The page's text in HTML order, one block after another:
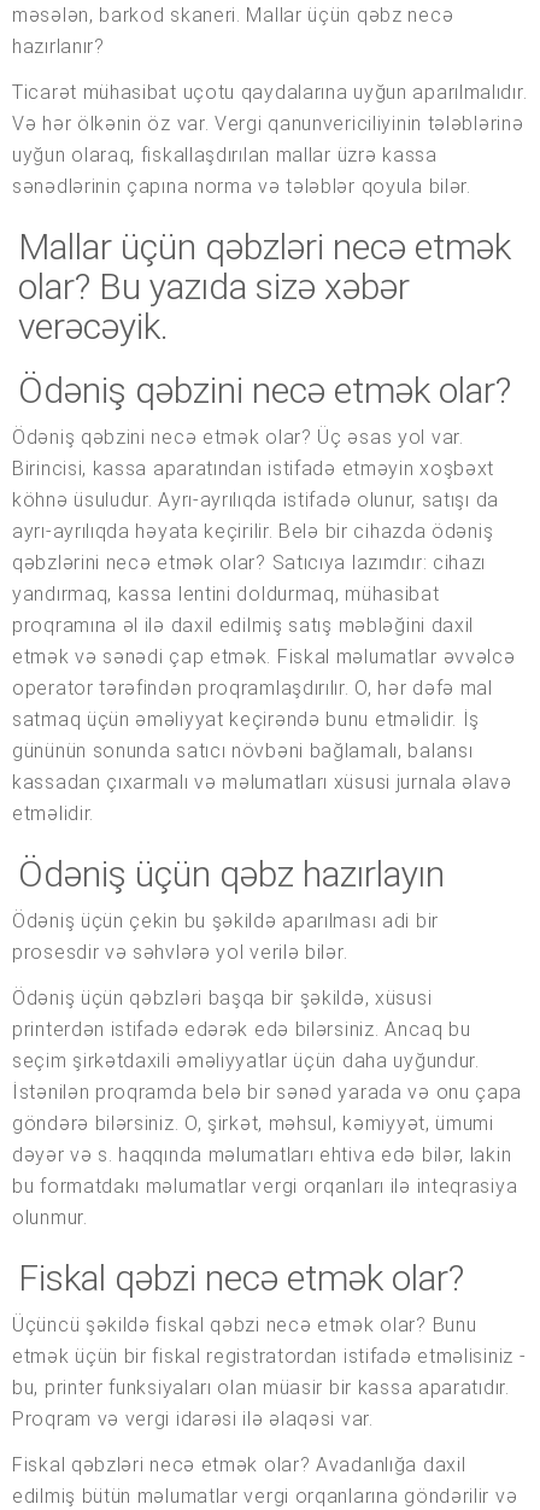
məsələn, barkod skaneri. Mallar üçün qəbz necə
hazırlanır?
Ticarət mühasibat uçotu qaydalarına uyğun aparılmalıdır.
Və hər ölkənin öz var. Vergi qanunvericiliyinin tələblərinə
uyğun olaraq, fiskallaşdırılan mallar üzrə kassa
sənədlərinin çapına norma və tələblər qoyula bilər.
Mallar üçün qəbzləri necə etmək
olar? Bu yazıda sizə xəbər
verəcəyik.
Ödəniş qəbzini necə etmək olar?
Ödəniş qəbzini necə etmək olar? Üç əsas yol var.
Birincisi, kassa aparatından istifadə etməyin xoşbəxt
köhnə üsuludur. Ayrı-ayrılıqda istifadə olunur, satışı da
ayrı-ayrılıqda həyata keçirilir. Belə bir cihazda ödəniş
qəbzlərini necə etmək olar? Satıcıya lazımdır: cihazı
yandırmaq, kassa lentini doldurmaq, mühasibat
proqramına əl ilə daxil edilmiş satış məbləğini daxil
etmək və sənədi çap etmək. Fiskal məlumatlar əvvəlcə
operator tərəfindən proqramlaşdırılır. O, hər dəfə mal
satmaq üçün əməliyyat keçirəndə bunu etməlidir. İş
gününün sonunda satıcı növbəni bağlamalı, balansı
kassadan çıxarmalı və məlumatları xüsusi jurnala əlavə
etməlidir.
Ödəniş üçün qəbz hazırlayın
Ödəniş üçün çekin bu şəkildə aparılması adi bir
prosesdir və səhvlərə yol verilə bilər.
Ödəniş üçün qəbzləri başqa bir şəkildə, xüsusi
printerdən istifadə edərək edə bilərsiniz. Ancaq bu
seçim şirkətdaxili əməliyyatlar üçün daha uyğundur.
İstənilən proqramda belə bir sənəd yarada və onu çapa
göndərə bilərsiniz. O, şirkət, məhsul, kəmiyyət, ümumi
dəyər və s. haqqında məlumatları ehtiva edə bilər, lakin
bu formatdakı məlumatlar vergi orqanları ilə inteqrasiya
olunmur.
Fiskal qəbzi necə etmək olar?
Üçüncü şəkildə fiskal qəbzi necə etmək olar? Bunu
etmək üçün bir fiskal registratordan istifadə etməlisiniz -
bu, printer funksiyaları olan müasir bir kassa aparatıdır.
Proqram və vergi idarəsi ilə əlaqəsi var.
Fiskal qəbzləri necə etmək olar? Avadanlığa daxil
edilmiş bütün məlumatlar vergi orqanlarına göndərilir və